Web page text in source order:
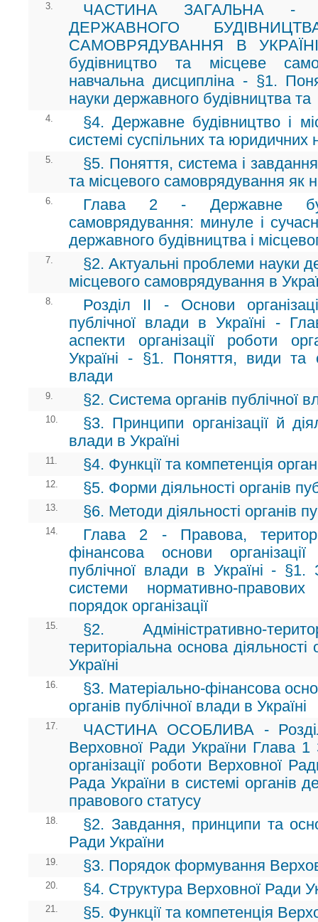
3.
ЧАСТИНА ЗАГАЛЬНА -
ДЕРЖАВНОГО
САМОВРЯДУВАННЯ В
будівництво та місцеве
навчальна дисципліна - §1.
науки державного будівництва та
4.
§4. Державне будівництво і
системі суспільних та юридичних
5.
§5. Поняття, система і
та місцевого самоврядування як
6.
Глава 2 - Державне
самоврядування: минуле і
державного будівництва і
7.
§2. Актуальні проблеми науки
місцевого самоврядування в
8.
Розділ II - Основи
публічної влади в Україні -
аспекти організації роботи
Україні - §1. Поняття, види та
влади
9. §2. Система органів публічної
10.
§3. Принципи організації й
влади в Україні
11. §4. Функції та компетенція
12. §5. Форми діяльності органів
13. §6. Методи діяльності органів
14.
Глава 2 - Правова,
фінансова основи
публічної влади в Україні - §1.
системи нормативно-
порядок організації
15.
§2. Адміністративно-
територіальна основа діяльності
Україні
16.
§3. Матеріально-фінансова
органів публічної влади в Україні
17.
ЧАСТИНА ОСОБЛИВА - Розділ
Верховної Ради України Глава 1
організації роботи Верховної
Рада України в системі органів
правового статусу
18.
§2. Завдання, принципи та
Ради України
19. §3. Порядок формування
20. §4. Структура Верховної Ради
21. §5. Функції та компетенція